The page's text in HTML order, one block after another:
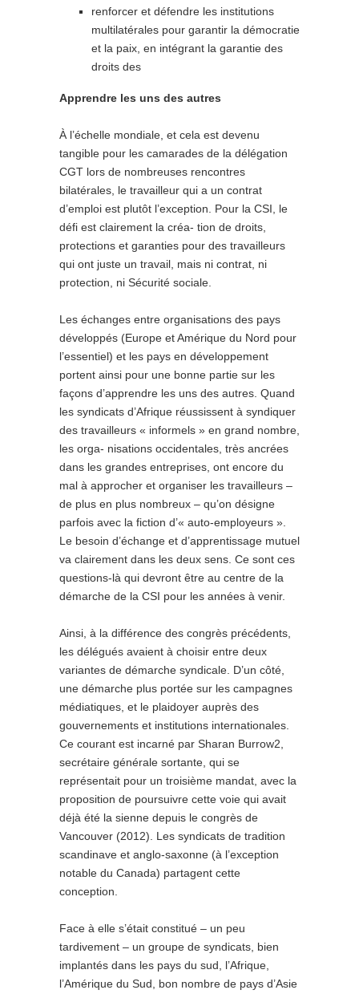
renforcer et défendre les institutions
multilatérales pour garantir la démocratie
et la paix, en intégrant la garantie des
droits des
Apprendre les uns des autres
À l’échelle mondiale, et cela est devenu
tangible pour les camarades de la délégation
CGT lors de nombreuses rencontres
bilatérales, le travailleur qui a un contrat
d’emploi est plutôt l’exception. Pour la CSI, le
défi est clairement la créa- tion de droits,
protections et garanties pour des travailleurs
qui ont juste un travail, mais ni contrat, ni
protection, ni Sécurité sociale.
Les échanges entre organisations des pays
développés (Europe et Amérique du Nord pour
l’essentiel) et les pays en développement
portent ainsi pour une bonne partie sur les
façons d’apprendre les uns des autres. Quand
les syndicats d’Afrique réussissent à syndiquer
des travailleurs « informels » en grand nombre,
les orga- nisations occidentales, très ancrées
dans les grandes entreprises, ont encore du
mal à approcher et organiser les travailleurs –
de plus en plus nombreux – qu’on désigne
parfois avec la fiction d’« auto-employeurs ».
Le besoin d’échange et d’apprentissage mutuel
va clairement dans les deux sens. Ce sont ces
questions-là qui devront être au centre de la
démarche de la CSI pour les années à venir.
Ainsi, à la différence des congrès précédents,
les délégués avaient à choisir entre deux
variantes de démarche syndicale. D’un côté,
une démarche plus portée sur les campagnes
médiatiques, et le plaidoyer auprès des
gouvernements et institutions internationales.
Ce courant est incarné par Sharan Burrow2,
secrétaire générale sortante, qui se
représentait pour un troisième mandat, avec la
proposition de poursuivre cette voie qui avait
déjà été la sienne depuis le congrès de
Vancouver (2012). Les syndicats de tradition
scandinave et anglo-saxonne (à l’exception
notable du Canada) partagent cette
conception.
Face à elle s’était constitué – un peu
tardivement – un groupe de syndicats, bien
implantés dans les pays du sud, l’Afrique,
l’Amérique du Sud, bon nombre de pays d’Asie